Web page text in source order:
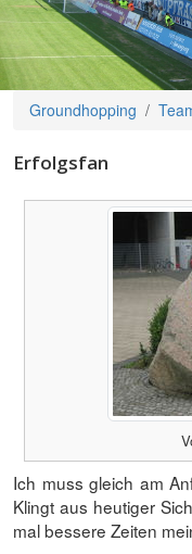
Groundhopping
Erfolgsfan
Ich muss gleich am
Klingt aus heutiger
mal bessere Zeiten